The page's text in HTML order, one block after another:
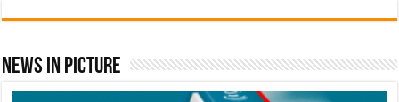
News In Picture